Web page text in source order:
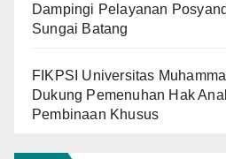
Dampingi Pelayanan
Sungai Batang
FIKPSI Universitas
Dukung Pemenuhan Hak
Pembinaan Khusus